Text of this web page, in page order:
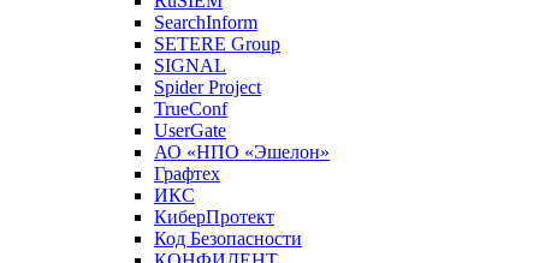
SearchInform
SETERE Group
SIGNAL
Spider Project
TrueConf
UserGate
АО «НПО «Эшелон»
Графтех
ИКС
КиберПротект
Код Безопасности